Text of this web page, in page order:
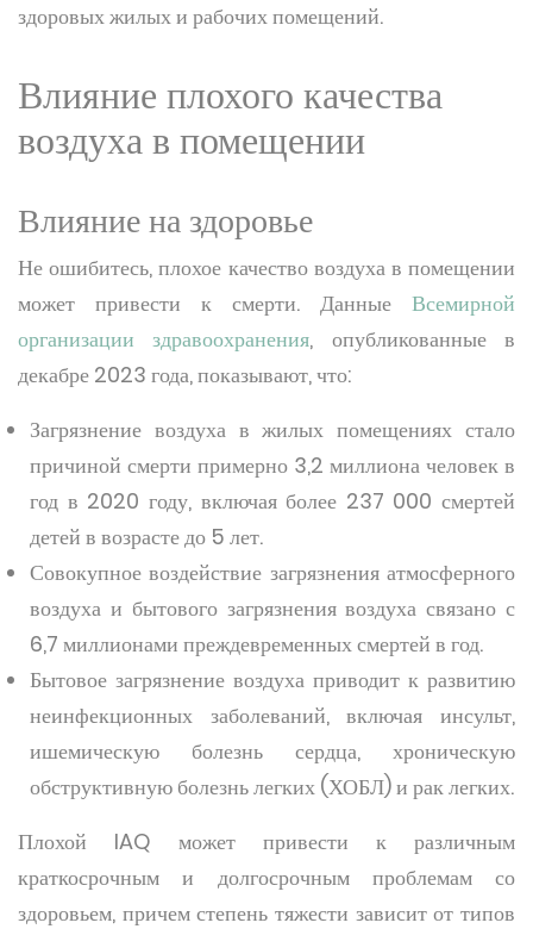
здоровых жилых и рабочих помещений.
Влияние плохого качества
воздуха в помещении
Влияние на здоровье
Не ошибитесь, плохое качество воздуха в помещении
может привести к смерти. Данные Всемирной
организации здравоохранения, опубликованные в
декабре 2023 года, показывают, что:
Загрязнение воздуха в жилых помещениях стало
причиной смерти примерно 3,2 миллиона человек в
год в 2020 году, включая более 237 000 смертей
детей в возрасте до 5 лет.
Совокупное воздействие загрязнения атмосферного
воздуха и бытового загрязнения воздуха связано с
6,7 миллионами преждевременных смертей в год.
Бытовое загрязнение воздуха приводит к развитию
неинфекционных заболеваний, включая инсульт,
ишемическую болезнь сердца, хроническую
обструктивную болезнь легких (ХОБЛ) и рак легких.
Плохой IAQ может привести к различным
краткосрочным и долгосрочным проблемам со
здоровьем, причем степень тяжести зависит от типов